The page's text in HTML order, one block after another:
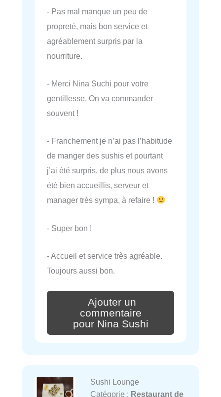
- Pas mal manque un peu de
propreté, mais bon service et
agréablement surpris par la
nourriture.
- Merci Nina Suchi pour votre
gentillesse. On va commander
souvent !
- Franchement je n’ai pas l’habitude
de manger des sushis et pourtant
j’ai été surpris, de plus nous avons
été bien accueillis, serveur et
manager très sympa, à refaire !
- Super bon !
- Accueil et service très agréable.
Toujours aussi bon.
Ajouter un
commentaire
pour Nina Sushi
Sushi Lounge
Catégorie : Restaurant de